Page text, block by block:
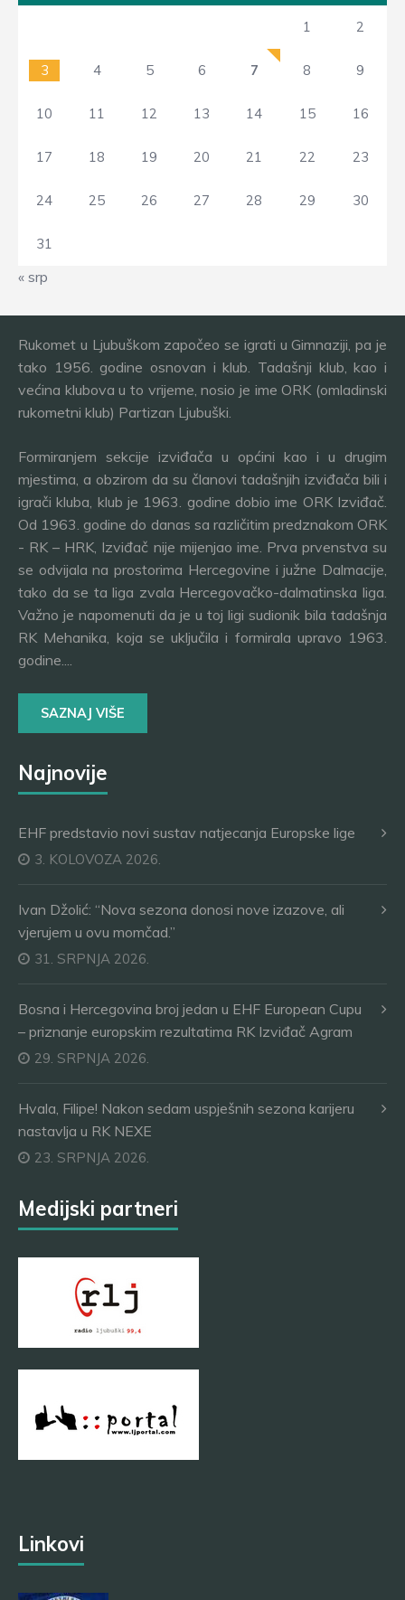
1 2
3 4 5 6 7 8 9
10 11 12 13 14 15 16
17 18 19 20 21 22 23
24 25 26 27 28 29 30
31
« srp
Rukomet u Ljubuškom započeo se igrati u Gimnaziji, pa je
tako 1956. godine osnovan i klub. Tadašnji klub, kao i
većina klubova u to vrijeme, nosio je ime ORK (omladinski
rukometni klub) Partizan Ljubuški.
Formiranjem sekcije izviđača u općini kao i u drugim
mjestima, a obzirom da su članovi tadašnjih izviđača bili i
igrači kluba, klub je 1963. godine dobio ime ORK Izviđač.
Od 1963. godine do danas sa različitim predznakom ORK
- RK – HRK, Izviđač nije mijenjao ime. Prva prvenstva su
se odvijala na prostorima Hercegovine i južne Dalmacije,
tako da se ta liga zvala Hercegovačko-dalmatinska liga.
Važno je napomenuti da je u toj ligi sudionik bila tadašnja
RK Mehanika, koja se uključila i formirala upravo 1963.
godine....
SAZNAJ VIŠE
Najnovije
EHF predstavio novi sustav natjecanja Europske lige
3. KOLOVOZA 2026.
Ivan Džolić: “Nova sezona donosi nove izazove, ali
vjerujem u ovu momčad.”
31. SRPNJA 2026.
Bosna i Hercegovina broj jedan u EHF European Cupu
– priznanje europskim rezultatima RK Izviđač Agram
29. SRPNJA 2026.
Hvala, Filipe! Nakon sedam uspješnih sezona karijeru
nastavlja u RK NEXE
23. SRPNJA 2026.
Medijski partneri
Linkovi